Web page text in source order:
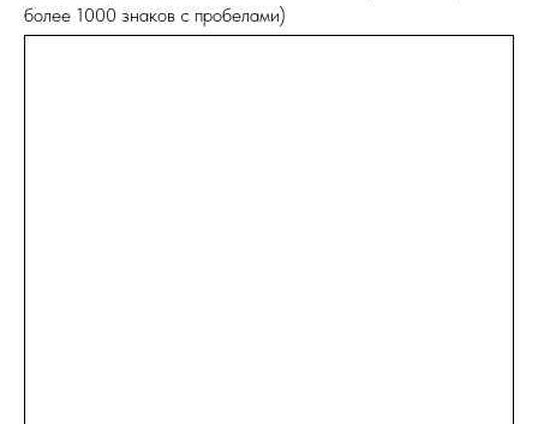
более 1000 знаков с пробелами)